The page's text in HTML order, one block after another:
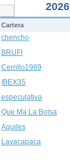
2026
Cartera
chencho
BRUFI
Cerrillo1989
IBEX35
especulativa
Que Ma La Bolsa
Aquiles
Lavacapaca